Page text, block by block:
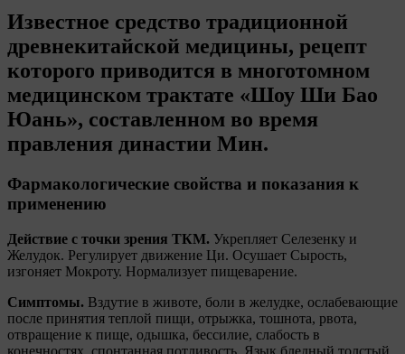
Известное средство традиционной
древнекитайской медицины, рецепт
которого приводится в многотомном
медицинском трактате «Шоу Ши Бао
Юань», составленном во время
правления династии Мин.
Фармакологические свойства и показания к
применению
Действие с точки зрения ТКМ. Укрепляет Селезенку и
Желудок. Регулирует движение Ци. Осушает Сырость,
изгоняет Мокроту. Нормализует пищеварение.
Симптомы. Вздутие в животе, боли в желудке, ослабевающие
после принятия теплой пищи, отрыжка, тошнота, рвота,
отвращение к пище, одышка, бессилие, слабость в
конечностях, спонтанная потливость. Язык бледный толстый